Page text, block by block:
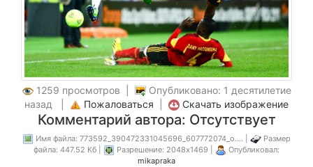
1259 просмотров |
Опубликовано: 1 десятилетие
назад |
Пожаловаться Скачать изображение
Комментарий автора: Отсутствует
Имя файла: 773592_390472331045696_607772074_o.... |
Размер
файла: 447.52 Кб |
Разрешение: 2048x1469 |
Опубликовал:
mikapraka